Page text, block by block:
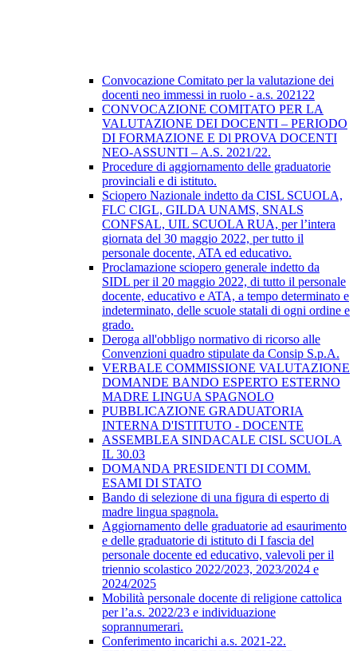
Convocazione Comitato per la valutazione dei
docenti neo immessi in ruolo - a.s. 202122
CONVOCAZIONE COMITATO PER LA
VALUTAZIONE DEI DOCENTI – PERIODO
DI FORMAZIONE E Dl PROVA DOCENTI
NEO-ASSUNTI – A.S. 2021/22.
Procedure di aggiornamento delle graduatorie
provinciali e di istituto.
Sciopero Nazionale indetto da CISL SCUOLA,
FLC CIGL, GILDA UNAMS, SNALS
CONFSAL, UIL SCUOLA RUA, per l’intera
giornata del 30 maggio 2022, per tutto il
personale docente, ATA ed educativo.
Proclamazione sciopero generale indetto da
SIDL per il 20 maggio 2022, di tutto il personale
docente, educativo e ATA, a tempo determinato e
indeterminato, delle scuole statali di ogni ordine e
grado.
Deroga all'obbligo normativo di ricorso alle
Convenzioni quadro stipulate da Consip S.p.A.
VERBALE COMMISSIONE VALUTAZIONE
DOMANDE BANDO ESPERTO ESTERNO
MADRE LINGUA SPAGNOLO
PUBBLICAZIONE GRADUATORIA
INTERNA D'ISTITUTO - DOCENTE
ASSEMBLEA SINDACALE CISL SCUOLA
IL 30.03
DOMANDA PRESIDENTI DI COMM.
ESAMI DI STATO
Bando di selezione di una figura di esperto di
madre lingua spagnola.
Aggiornamento delle graduatorie ad esaurimento
e delle graduatorie di istituto di I fascia del
personale docente ed educativo, valevoli per il
triennio scolastico 2022/2023, 2023/2024 e
2024/2025
Mobilità personale docente di religione cattolica
per l’a.s. 2022/23 e individuazione
soprannumerari.
Conferimento incarichi a.s. 2021-22.